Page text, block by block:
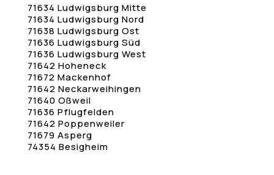
71634 Ludwigsburg Mitte
71634 Ludwigsburg Nord
71638 Ludwigsburg Ost
71636 Ludwigsburg Süd
71636 Ludwigsburg West
71642 Hoheneck
71672 Mackenhof
71642 Neckarweihingen
71640 Oßweil
71636 Pflugfelden
71642 Poppenweiler
71679 Asperg
74354 Besigheim